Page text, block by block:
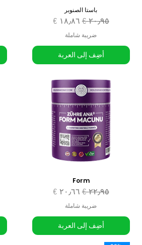
باستا الصنوبر
سعر عادي‏٢٠٫٩٥ € سعر البيع
ضريبة شاملة
أضِف إلى العربة
Form
سعر عادي‏٢٢٫٩٥ € سعر البيع
ضريبة شاملة
أضِف إلى العربة